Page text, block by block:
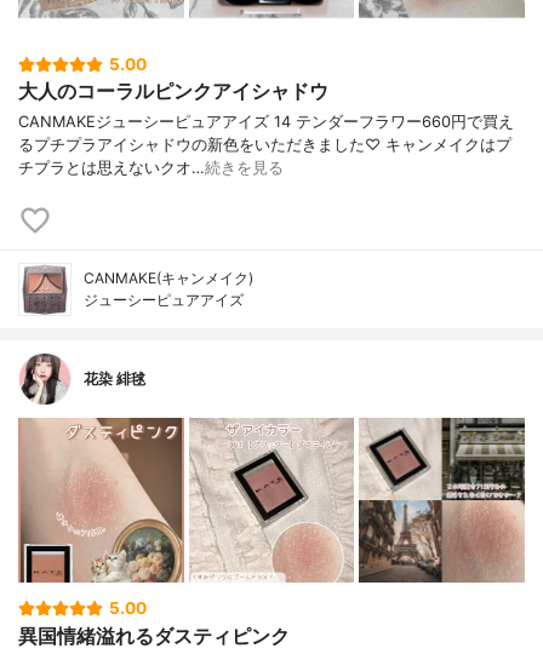
5.00
大人のコーラルピンクアイシャドウ
CANMAKEジューシーピュアアイズ 14 テンダーフラワー660円で買え
るプチプラアイシャドウの新色をいただきました♡ キャンメイクはプ
チプラとは思えないクオ…続きを見る
CANMAKE(キャンメイク)
ジューシーピュアアイズ
花染 緋毬
5.00
異国情緒溢れるダスティピンク